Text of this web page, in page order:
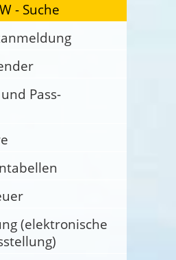
- Suche
Pass-
(elektronische